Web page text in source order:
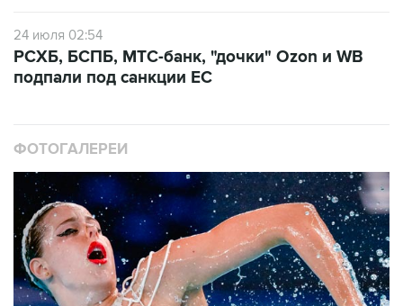
24 июля 02:54
РСХБ, БСПБ, МТС-банк, "дочки" Ozon и WB
подпали под санкции ЕС
ФОТОГАЛЕРЕИ